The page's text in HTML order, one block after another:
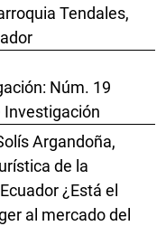
Tendales,
Núm. 19
Investigación
Argandoña,
de la
¿Está el
al mercado del